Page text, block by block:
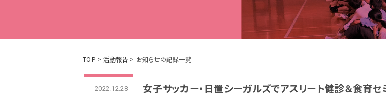
TOP > 活動報告 > お知らせの記録一覧
2022.12.28 女子サッカー・日置シーガルズでアスリート健診＆食育セ